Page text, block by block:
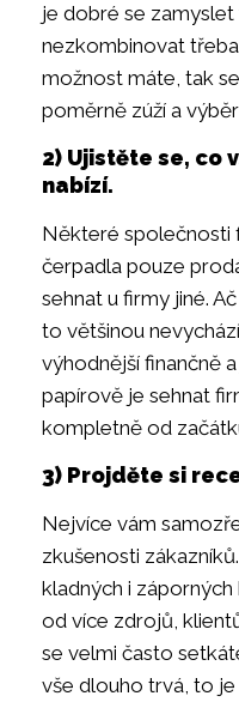
je dobré se
nezkombinovat
možnost máte, tak
poměrně zúží a
2) Ujistěte se, co
nabízí.
Některé společnosti
čerpadla pouze
sehnat u firmy jiné.
to většinou
výhodnější finančně
papírově je sehnat
kompletně od
3) Projděte si
Nejvíce vám
zkušenosti
kladných i
od více zdrojů,
se velmi často
vše dlouho trvá, to